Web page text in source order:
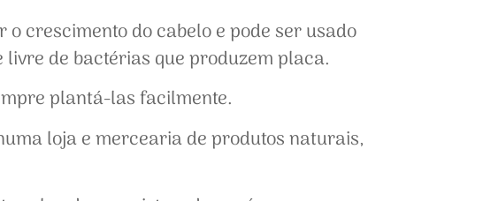
crescimento do cabelo e pode ser usado
de bactérias que produzem placa.
plantá-las facilmente.
loja e mercearia de produtos naturais,